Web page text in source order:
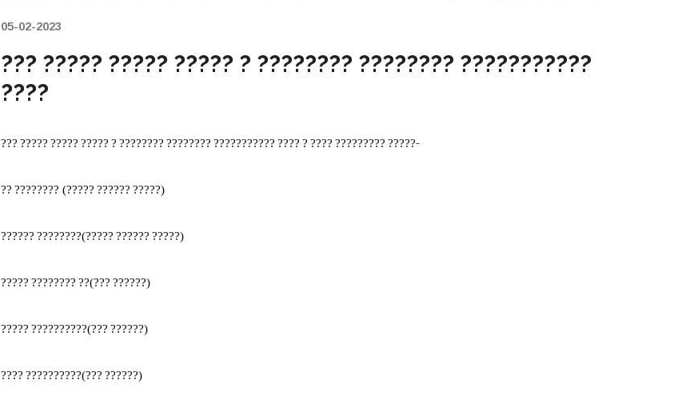
05-02-2023
??? ????? ????? ????? ? ???????? ???????? ???????????
????
??? ????? ????? ????? ? ???????? ???????? ??????????? ???? ? ???? ????????? ?????-
?? ???????? (????? ?????? ?????)
?????? ????????(????? ?????? ?????)
????? ???????? ??(??? ??????)
????? ??????????(??? ??????)
???? ??????????(??? ??????)